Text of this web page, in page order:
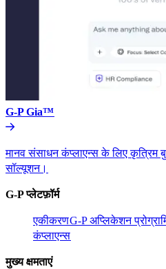
G-P Gia™​​
मानव संसाधन कंप्लाएन्स के लिए कृत्रिम
सॉल्यूशन।​​
G-P प्लेटफ़ॉर्म​​
एकीकरण​​G-P अप्लिकेशन
कंप्लाएन्स​​
मुख्य क्षमताएं​​